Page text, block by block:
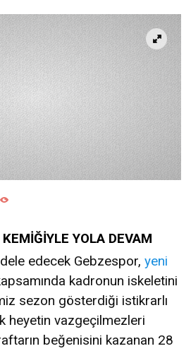
YOLA DEVAM
edecek Gebzespor, yeni
kadronun iskeletini
sezon gösterdiği istikrarlı
heyetin vazgeçilmezleri
beğenisini kazanan 28